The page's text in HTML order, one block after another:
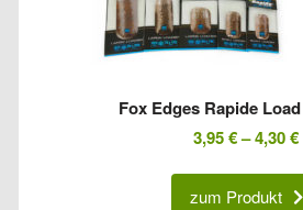
Fox Edges Rapide
3,95€–4,30€
zum Produkt